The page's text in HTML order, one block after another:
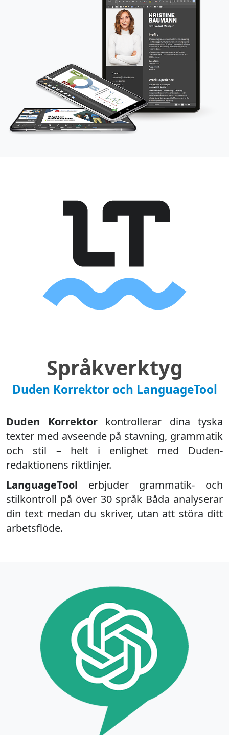
Språkverktyg
Duden Korrektor och LanguageTool
Duden Korrektorkontrollerar dina tyska
texter med avseende på stavning, grammatik
och stil – helt i enlighet med Duden-
redaktionens riktlinjer.
LanguageTool erbjuder grammatik- och
stilkontroll på över 30 språk Båda analyserar
din text medan du skriver, utan att störa ditt
arbetsflöde.